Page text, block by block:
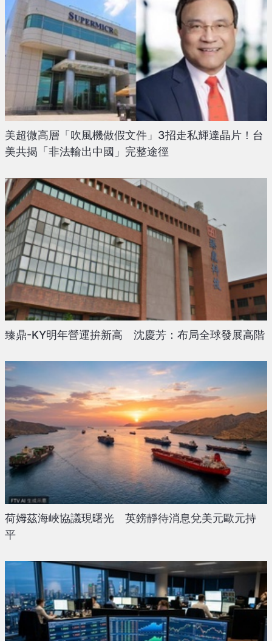
美超微高層「吹風機做假文件」3招走私輝達晶片！台
美共揭「非法輸出中國」完整途徑
臻鼎-KY明年營運拚新高 沈慶芳：布局全球發展高階
荷姆茲海峽協議現曙光 英鎊靜待消息兌美元歐元持
平